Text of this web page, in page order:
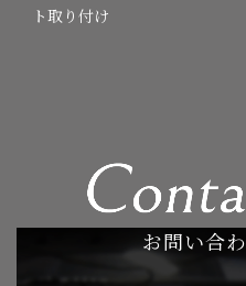
ト取り付け
お問い合